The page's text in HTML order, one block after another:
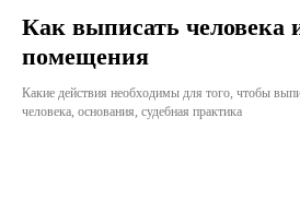
Как выписать человека
помещения
Какие действия необходимы для того, чтобы
человека, основания, судебная практика